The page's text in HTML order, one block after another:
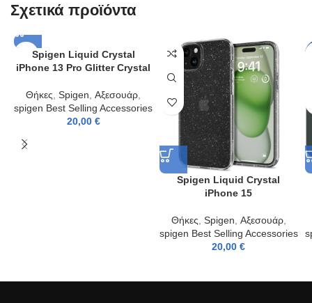
Σχετικά προϊόντα
Spigen Liquid Crystal
iPhone 13 Pro Glitter Crystal
Θήκες Spigen Αξεσουάρ
spigen Best Selling Accessories
20,00 €
Spigen Liquid Crystal
iPhone 15
Θήκες Spigen Αξεσουάρ,
spigen Best Selling Accessories
20,00€